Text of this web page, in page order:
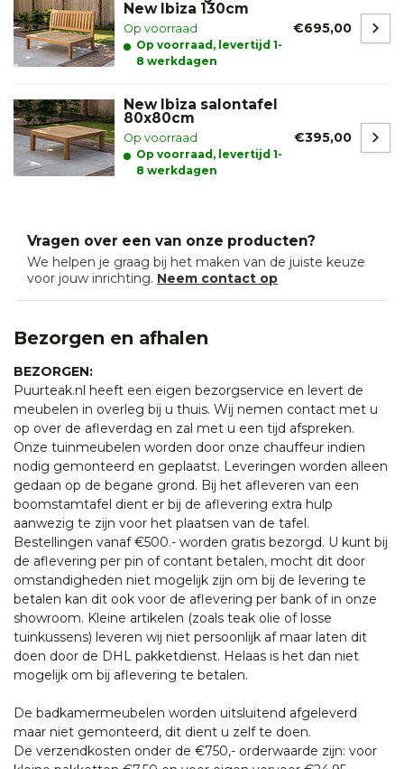
New Ibiza 130cm
Op voorraad
Op voorraad, levertijd 1-
8 werkdagen
€695,00
New Ibiza salontafel
80x80cm
Op voorraad
Op voorraad, levertijd 1-
8 werkdagen
€395,00
Vragen over een van onze producten?
We helpen je graag bij het maken van de juiste keuze
voor jouw inrichting. Neem contact op
Bezorgen en afhalen
BEZORGEN:
Puurteak.nl heeft een eigen bezorgservice en levert de
meubelen in overleg bij u thuis. Wij nemen contact met u
op over de afleverdag en zal met u een tijd afspreken.
Onze tuinmeubelen worden door onze chauffeur indien
nodig gemonteerd en geplaatst. Leveringen worden alleen
gedaan op de begane grond. Bij het afleveren van een
boomstamtafel dient er bij de aflevering extra hulp
aanwezig te zijn voor het plaatsen van de tafel.
Bestellingen vanaf €500.- worden gratis bezorgd. U kunt bij
de aflevering per pin of contant betalen, mocht dit door
omstandigheden niet mogelijk zijn om bij de levering te
betalen kan dit ook voor de aflevering per bank of in onze
showroom. Kleine artikelen (zoals teak olie of losse
tuinkussens) leveren wij niet persoonlijk af maar laten dit
doen door de DHL pakketdienst. Helaas is het dan niet
mogelijk om bij aflevering te betalen.
De badkamermeubelen worden uitsluitend afgeleverd
maar niet gemonteerd, dit dient u zelf te doen.
De verzendkosten onder de €750,- orderwaarde zijn: voor